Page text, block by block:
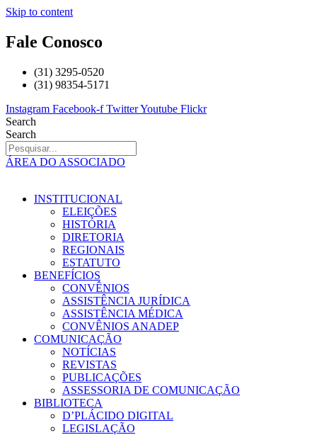
Skip to content
Fale Conosco
(31) 3295-0520
(31) 98354-5171
Instagram Facebook-f TwitterYoutube Flickr
Search
Search
ÁREA DO ASSOCIADO
INSTITUCIONAL
ELEIÇÕES
HISTÓRIA
DIRETORIA
REGIONAIS
ESTATUTO
BENEFÍCIOS
CONVÊNIOS
ASSISTÊNCIA JURÍDICA
ASSISTÊNCIA MÉDICA
CONVÊNIOS ANADEP
COMUNICAÇÃO
NOTÍCIAS
REVISTAS
PUBLICAÇÕES
ASSESSORIA DE COMUNICAÇÃO
BIBLIOTECA
D’PLÁCIDO DIGITAL
LEGISLAÇÃO